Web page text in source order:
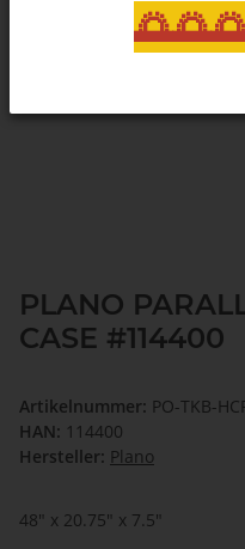
PLANO
CASE #114400
Artikelnummer: PO-TKB-
HAN: 114400
Hersteller: Plano
48" x 20.75" x 7.5"